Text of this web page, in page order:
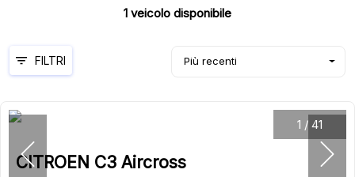
1 veicolo disponibile
Più recenti
FILTRI
1 / 41
CITROEN C3 Aircross